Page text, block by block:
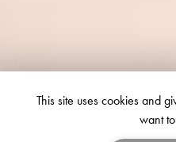
This site uses cookies and
want